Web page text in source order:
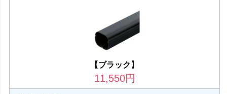
【ブラック】
11,550円